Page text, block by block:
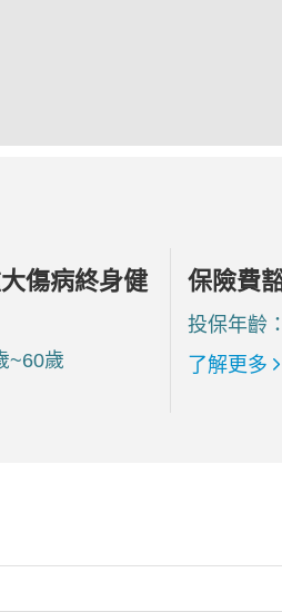
傷病終身健
~60歲
保險費
投保年齡
了解更多